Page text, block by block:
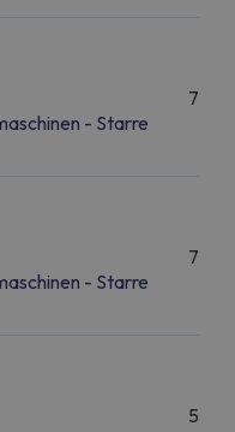
- Starre
7
- Starre
7
5